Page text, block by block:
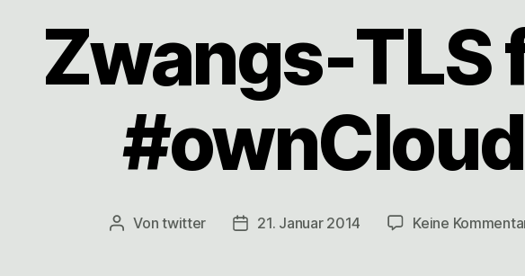
Zwangs-TLS
#ownCloud
Beitragsautor
Vontwitter Veröffentlichungsdatum
21. Januar 2014 Keine